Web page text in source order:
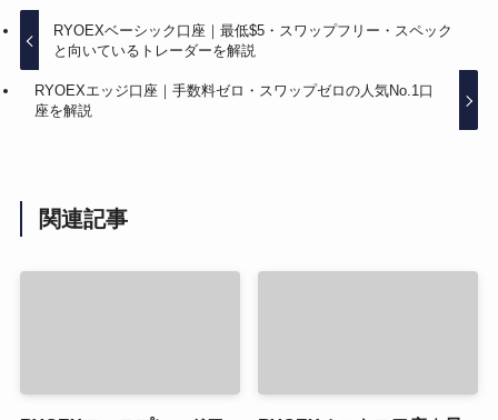
RYOEXベーシック口座｜最低$5・スワップフリー・スペック
と向いているトレーダーを解説
RYOEXエッジ口座｜手数料ゼロ・スワップゼロの人気No.1口
座を解説
関連記事